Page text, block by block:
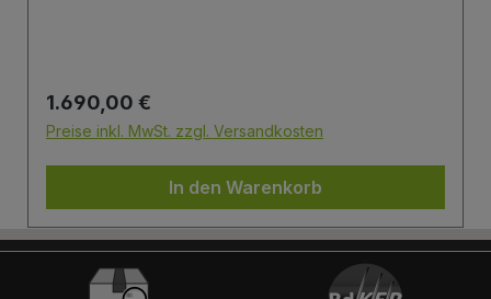
Die Tür wird immer mit einem Halbzylinder
ausgestattet. Das heißt, Sie können den selben
Ihrer Haustüre haben und die Paketbox mit
dem selben Schlüssel öffnen.
Briefkasten:Optional kann ein Briefkasten
integriert werden. Die Post landet in einem
separaten und absperrbaren Auffangkorb.
Regulärer Preis:
1.690,00 €
Preise inkl. MwSt. zzgl. Versandkosten
In den Warenkorb